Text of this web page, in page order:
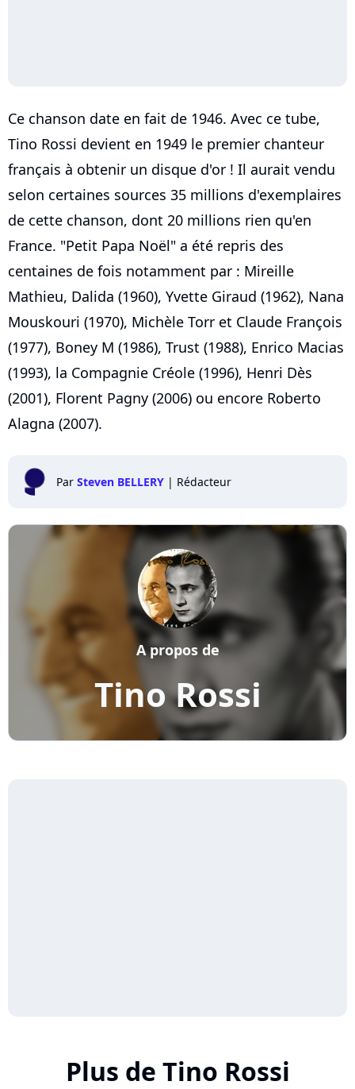
Ce chanson date en fait de 1946. Avec ce tube,
Tino Rossi devient en 1949 le premier chanteur
français à obtenir un disque d'or ! Il aurait vendu
selon certaines sources 35 millions d'exemplaires
de cette chanson, dont 20 millions rien qu'en
France. "Petit Papa Noël" a été repris des
centaines de fois notamment par : Mireille
Mathieu, Dalida (1960), Yvette Giraud (1962), Nana
Mouskouri (1970), Michèle Torr et Claude François
(1977), Boney M (1986), Trust (1988), Enrico Macias
(1993), la Compagnie Créole (1996), Henri Dès
(2001), Florent Pagny (2006) ou encore Roberto
Alagna (2007).
Par Steven BELLERY | Rédacteur
Tino Rossi
A propos de
Plus de Tino Rossi